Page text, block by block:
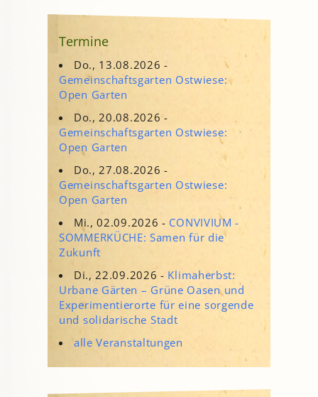
Termine
Do., 13.08.2026 -
Gemeinschaftsgarten Ostwiese:
Open Garten
Do., 20.08.2026 -
Gemeinschaftsgarten Ostwiese:
Open Garten
Do., 27.08.2026 -
Gemeinschaftsgarten Ostwiese:
Open Garten
Mi., 02.09.2026 - CONVIVIUM -
SOMMERKÜCHE: Samen für die
Zukunft
Di., 22.09.2026 - Klimaherbst:
Urbane Gärten – Grüne Oasen und
Experimentierorte für eine sorgende
und solidarische Stadt
alle Veranstaltungen